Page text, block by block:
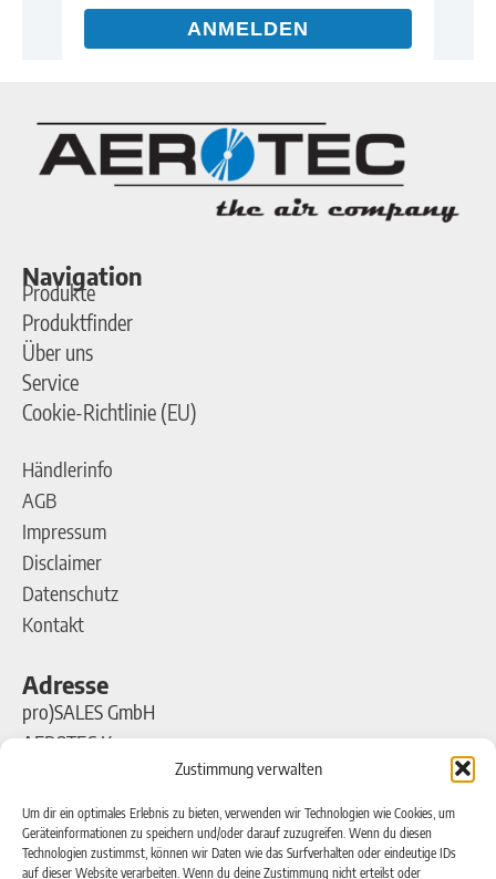
Zustimmung verwalten
Um dir ein optimales Erlebnis zu bieten, verwenden wir Technologien wie Cookies, um
Geräteinformationen zu speichern und/oder darauf zuzugreifen. Wenn du diesen
Technologien zustimmst, können wir Daten wie das Surfverhalten oder eindeutige IDs
auf dieser Website verarbeiten. Wenn du deine Zustimmung nicht erteilst oder
ANMELDEN
Navigation
Produkte
Produktfinder
Über uns
Service
Cookie-Richtlinie (EU)
Händlerinfo
AGB
Impressum
Disclaimer
Datenschutz
Kontakt
Adresse
pro)SALES GmbH
AEROTEC Kompressoren
Ferdinand-Porsche-Straße 16
63500 Seligenstadt